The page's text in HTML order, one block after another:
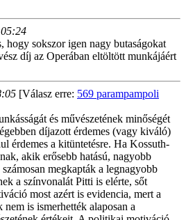
sokszor igen nagy butaságokat
díj az Operában eltöltött munkájáért
[Válasz erre: 569 parampampoli
és művészetének minőségét
díjazott érdemes (vagy kiváló)
érdemes a kitüntetésre. Ha Kossuth-
akik erősebb hatású, nagyobb
megkapták a legnagyobb
a színvonalát Pitti is elérte, sőt
most azért is evidencia, mert a
is ismerhették alaposan a